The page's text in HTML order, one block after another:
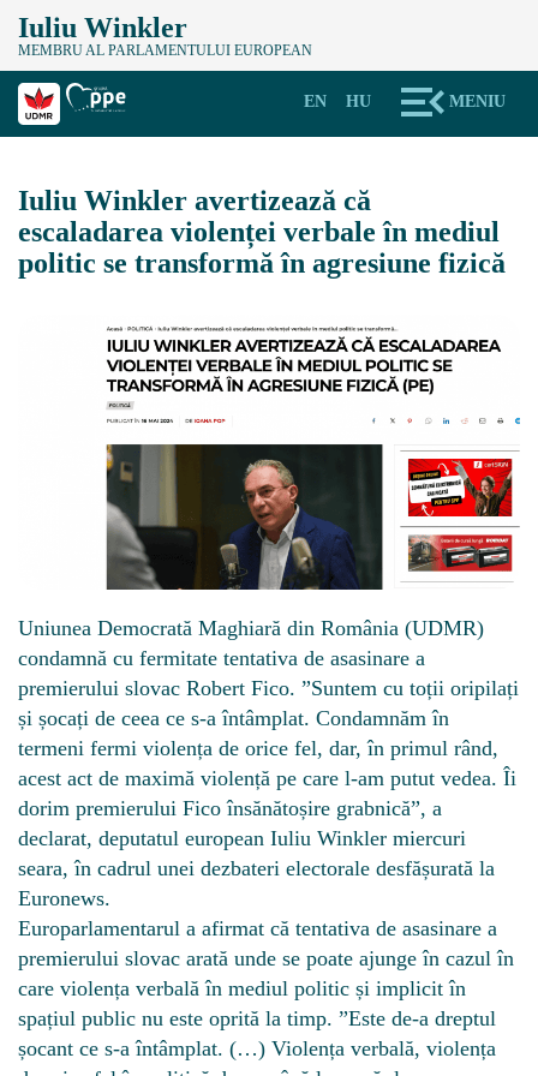
Iuliu Winkler
MEMBRU AL PARLAMENTULUI EUROPEAN
MENIU
HU
EN
Iuliu Winkler avertizează că
escaladarea violenței verbale în mediul
politic se transformă în agresiune fizică
Uniunea Democrată Maghiară din România (UDMR)
condamnă cu fermitate tentativa de asasinare a
premierului slovac Robert Fico. ”Suntem cu toții oripilați
și șocați de ceea ce s-a întâmplat. Condamnăm în
termeni fermi violența de orice fel, dar, în primul rând,
acest act de maximă violență pe care l-am putut vedea. Îi
dorim premierului Fico însănătoșire grabnică”, a
declarat, deputatul european Iuliu Winkler miercuri
seara, în cadrul unei dezbateri electorale desfășurată la
Euronews.
Europarlamentarul a afirmat că tentativa de asasinare a
premierului slovac arată unde se poate ajunge în cazul în
care violența verbală în mediul politic și implicit în
spațiul public nu este oprită la timp. ”Este de-a dreptul
șocant ce s-a întâmplat. (…) Violența verbală, violența